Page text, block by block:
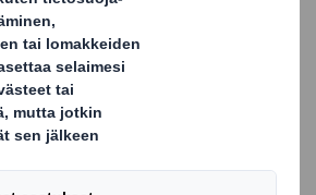
saa kuluttajien
Kysyimme asiasta Lepaa
verkkosivuillamme
saimme 125 vastausta
käyttötarkoituksia.